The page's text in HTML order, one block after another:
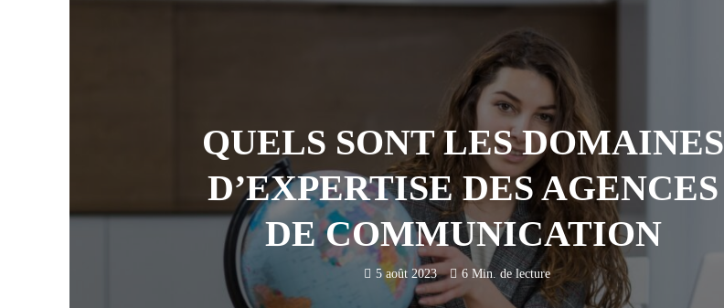
QUELS SONT LES DOMAINES
D’EXPERTISE DES AGENCES
DE COMMUNICATION
5 août 2023 6 Min. de lecture